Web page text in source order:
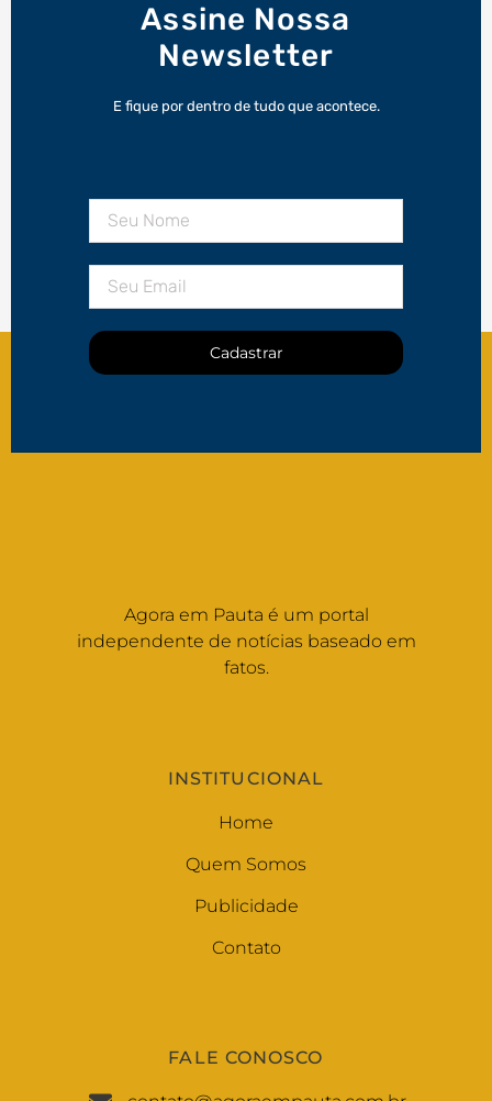
Assine Nossa
Newsletter
E fique por dentro de tudo que acontece.
Cadastrar
Agora em Pauta é um portal
independente de notícias baseado em
fatos.
INSTITUCIONAL
Home
Quem Somos
Publicidade
Contato
FALE CONOSCO